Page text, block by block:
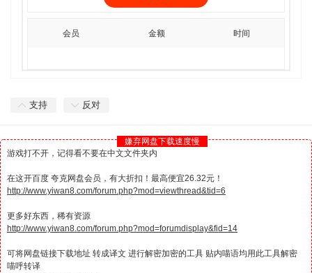
会员 金额 时间
支持 反对
嫌弃网盘下载速度慢
游戏打不开，记得看不要在中文文件夹内
在这开百度 夸克网盘会员，有大折扣！最高便宜26.32元！
http://www.yiwan8.com/forum.php?mod=viewthread&tid=6
更多好东西，稀有资源
http://www.yiwan8.com/forum.php?mod=forumdisplay&fid=14
可将网盘链接下载地址 转成译文 进行解密加密的工具 贴内喵语均用此工具解密
喵呼转译